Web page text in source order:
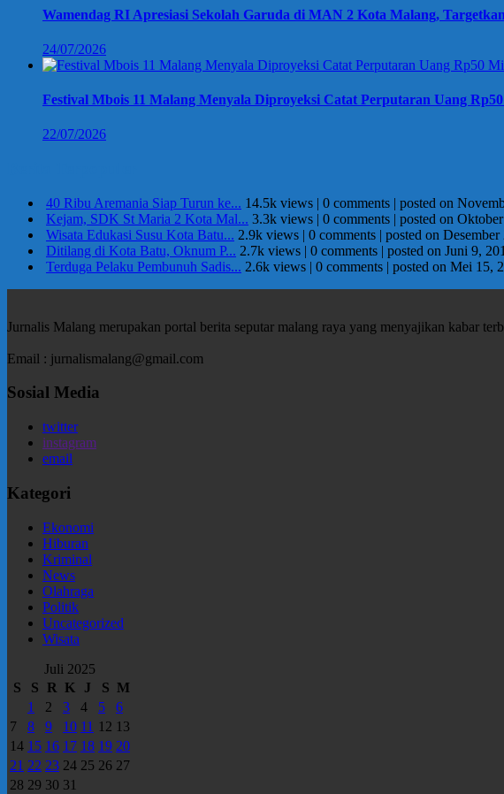
Wamendag RI Apresiasi Sekolah Garuda di MAN 2 Kota Malang,
24/07/2026
Festival Mbois 11 Malang Menyala Diproyeksi Catat Perputaran Uang
22/07/2026
40 Ribu Aremania Siap Turun ke... 14.5k views | 0 comments | posted on
Kejam, SDK St Maria 2 Kota Mal... 3.3k views | 0 comments | posted on
Wisata Edukasi Susu Kota Batu... 2.9k views | 0 comments | posted on
Ditilang di Kota Batu, Oknum P... 2.7k views | 0 comments | posted on Juni 9,
Terduga Pelaku Pembunuh Sadis... 2.6k views | 0 comments | posted on Mei 15,
Jurnalis Malang merupakan portal berita seputar malang raya yang menyajikan kabar
Email : jurnalismalang@gmail.com
Sosial Media
twitter
instagram
email
Kategori
Ekonomi
Hiburan
Kriminal
News
Olahraga
Politik
Uncategorized
Wisata
Juli 2025
S
S R K J S M
1
2 3 4 5
6
7
8 9 10 11 12 13
14 15 16 17 18 19 20
21 22 23 24 25 26 27
28 29 30 31